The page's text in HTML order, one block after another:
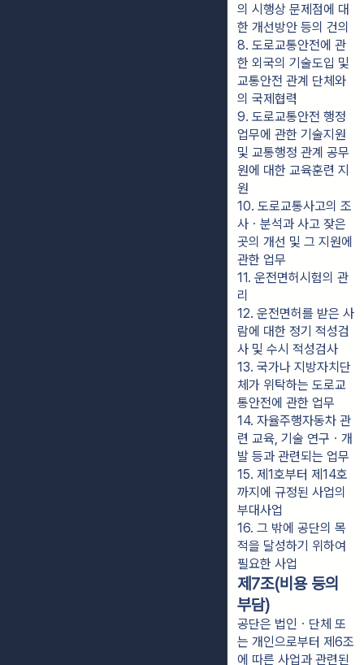
의 시행상 문제점에 대
한 개선방안 등의 건의
8. 도로교통안전에 관
한 외국의 기술도입 및
교통안전 관계 단체와
의 국제협력
9. 도로교통안전 행정
업무에 관한 기술지원
및 교통행정 관계 공무
원에 대한 교육훈련 지
원
10. 도로교통사고의 조
사ㆍ분석과 사고 잦은
곳의 개선 및 그 지원에
관한 업무
11. 운전면허시험의 관
리
12. 운전면허를 받은 사
람에 대한 정기 적성검
사 및 수시 적성검사
13. 국가나 지방자치단
체가 위탁하는 도로교
통안전에 관한 업무
14. 자율주행자동차 관
련 교육, 기술 연구ㆍ개
발 등과 관련되는 업무
15. 제1호부터 제14호
까지에 규정된 사업의
부대사업
16. 그 밖에 공단의 목
적을 달성하기 위하여
필요한 사업
제7조(비용 등의
부담)
공단은 법인ㆍ단체 또
는 개인으로부터 제6조
에 따른 사업과 관련된